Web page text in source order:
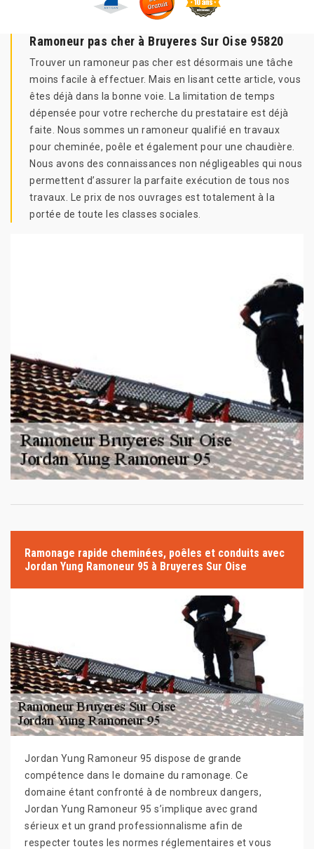
Ramoneur pas cher à Bruyeres Sur Oise 95820
Trouver un ramoneur pas cher est désormais une tâche
moins facile à effectuer. Mais en lisant cette article, vous
êtes déjà dans la bonne voie. La limitation de temps
dépensée pour votre recherche du prestataire est déjà
faite. Nous sommes un ramoneur qualifié en travaux
pour cheminée, poêle et également pour une chaudière.
Nous avons des connaissances non négligeables qui nous
permettent d’assurer la parfaite exécution de tous nos
travaux. Le prix de nos ouvrages est totalement à la
portée de toute les classes sociales.
Ramonage rapide cheminées, poêles et conduits avec
Jordan Yung Ramoneur 95 à Bruyeres Sur Oise
Jordan Yung Ramoneur 95 dispose de grande
compétence dans le domaine du ramonage. Ce
domaine étant confronté à de nombreux dangers,
Jordan Yung Ramoneur 95 s’implique avec grand
sérieux et un grand professionnalisme afin de
respecter toutes les normes réglementaires et vous